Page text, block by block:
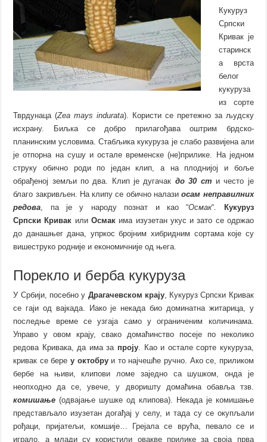
Кукуруз
Српски
Кривак је
старинск
а врста
белог
кукуруза
из сорте
Тврдунаца (Zea mays indurata). Користи се претежно за људску
исхрану. Биљка се добро прилагођава оштрим брдско-
планинским условима. Стабљика кукуруза је слабо развијена али
је отпорна на сушу и остале временске (не)прилике. На једном
струку обично роди по један клип, а на плоднијој и боље
обрађеној земљи по два. Клип је дугачак до 30 cm и често је
благо закривљен. На клипу се обично налазиосам неправилних
редова , па је у народу познат и као “Осмак“. Кукуруз
Српски Кривак илиОсмак има изузетан укус и зато се одржао
до данашњег дана, упркос бројним хибридним сортама које су
вишеструко родније и економичније од њега.
Порекло и берба кукуруза
У Србији, посебно у Драгачевском крају, Кукуруз Српски Кривак
се гаји од вајкада. Иако је некада био доминатна житарица, у
последње време се узгаја само у ограниченим количинама.
Управо у овом крају, свако домаћинство посеје по неколико
редова Кривака, да има за проју . Као и остале сорте кукуруза,
кривак се береу октобруи то најчешће ручно. Ако се, приликом
бербе на њиви, клипови ломе заједно са шушком, онда је
неопходно да се, увече, у дворишту домаћина обавља тзв.
комишање (одвајање шушке од клипова). Некада је комишање
представљало изузетан догађај у селу, и тада су се окупљали
рођаци, пријатељи, комшије… Грејала се врућа, певало се и
играло, а млади су користили овакве прилике за своја прва